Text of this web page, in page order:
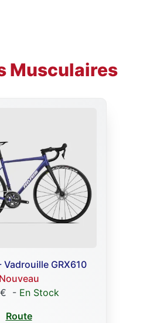
Musculaires
Vadrouille GRX610
Nouveau
- En Stock
Route